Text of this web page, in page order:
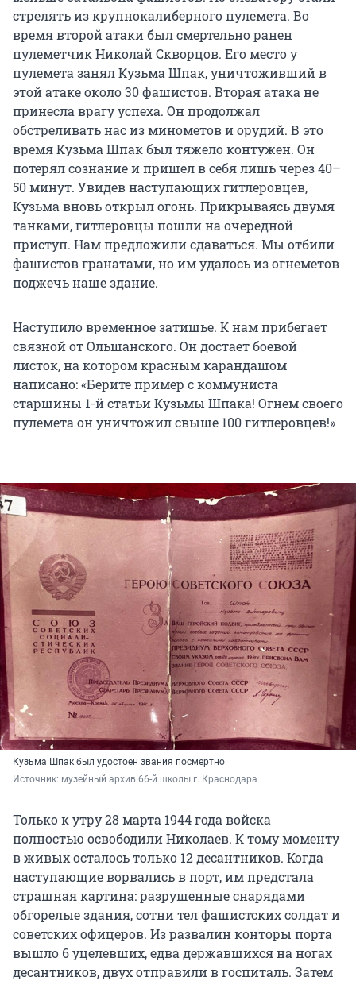
стрелять из крупнокалиберного пулемета. Во
время второй атаки был смертельно ранен
пулеметчик Николай Скворцов. Его место у
пулемета занял Кузьма Шпак, уничтоживший в
этой атаке около 30 фашистов. Вторая атака не
принесла врагу успеха. Он продолжал
обстреливать нас из минометов и орудий. В это
время Кузьма Шпак был тяжело контужен. Он
потерял сознание и пришел в себя лишь через 40–
50 минут. Увидев наступающих гитлеровцев,
Кузьма вновь открыл огонь. Прикрываясь двумя
танками, гитлеровцы пошли на очередной
приступ. Нам предложили сдаваться. Мы отбили
фашистов гранатами, но им удалось из огнеметов
поджечь наше здание.
Наступило временное затишье. К нам прибегает
связной от Ольшанского. Он достает боевой
листок, на котором красным карандашом
написано: «Берите пример с коммуниста
старшины 1-й статьи Кузьмы Шпака! Огнем своего
пулемета он уничтожил свыше 100 гитлеровцев!»
Кузьма Шпак был удостоен звания посмертно
Источник: музейный архив 66-й школы г. Краснодара
Только к утру 28 марта 1944 года войска
полностью освободили Николаев. К тому моменту
в живых осталось только 12 десантников. Когда
наступающие ворвались в порт, им предстала
страшная картина: разрушенные снарядами
обгорелые здания, сотни тел фашистских солдат и
советских офицеров. Из развалин конторы порта
вышло 6 уцелевших, едва державшихся на ногах
десантников, двух отправили в госпиталь. Затем